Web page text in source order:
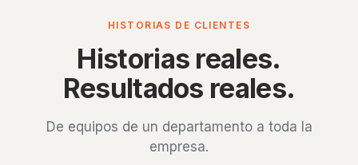
HISTORIAS DE CLIENTES
Historias reales.
Resultados reales.
De equipos de un departamento a toda la
empresa.